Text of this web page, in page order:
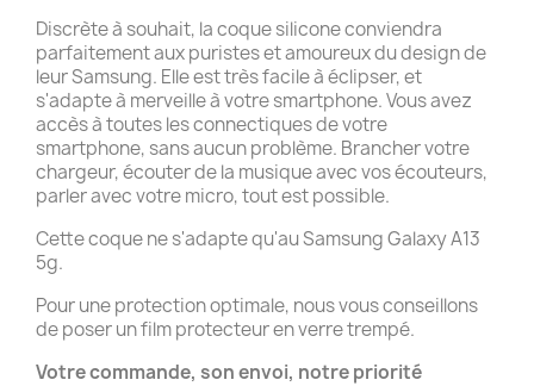
Discrète à souhait, la coque silicone conviendra
parfaitement aux puristes et amoureux du design de
leur Samsung. Elle est très facile à éclipser, et
s'adapte à merveille à votre smartphone. Vous avez
accès à toutes les connectiques de votre
smartphone, sans aucun problème. Brancher votre
chargeur, écouter de la musique avec vos écouteurs,
parler avec votre micro, tout est possible.
Cette coque ne s'adapte qu'au Samsung Galaxy A13
5g.
Pour une protection optimale, nous vous conseillons
de poser un film protecteur en verre trempé.
Votre commande, son envoi, notre priorité